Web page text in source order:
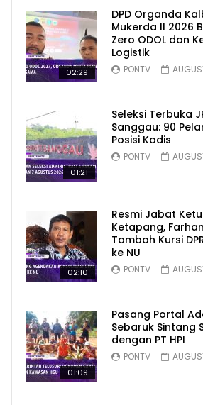
02:29
DPD Organda
Mukerda II 2026
Zero ODOL dan
Logistik
PONTV
01:21
Seleksi Terbuka
Sanggau: 90
Posisi Kadis
PONTV
02:10
Resmi Jabat
Ketapang,
Tambah Kursi
ke NU
PONTV
01:09
Pasang Portal
Sebaruk Sintang
dengan PT HPI
PONTV